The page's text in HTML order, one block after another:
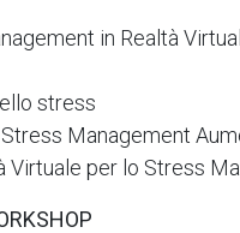
in Realtà
stress
Management
Virtuale per lo Stress